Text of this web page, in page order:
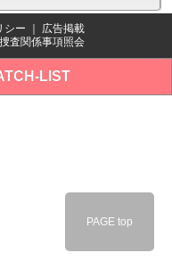
シー ｜ 広告掲載
捜査関係事項照会
LIST
PAGE top